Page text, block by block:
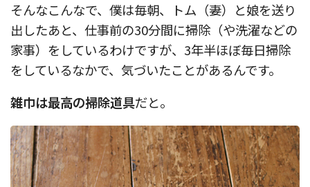
そんなこんなで、僕は毎朝、トム（妻）と娘を送り
出したあと、仕事前の30分間に掃除（や洗濯などの
家事）をしているわけですが、3年半ほぼ毎日掃除
をしているなかで、気づいたことがあるんです。
雑巾は最高の掃除道具だと。